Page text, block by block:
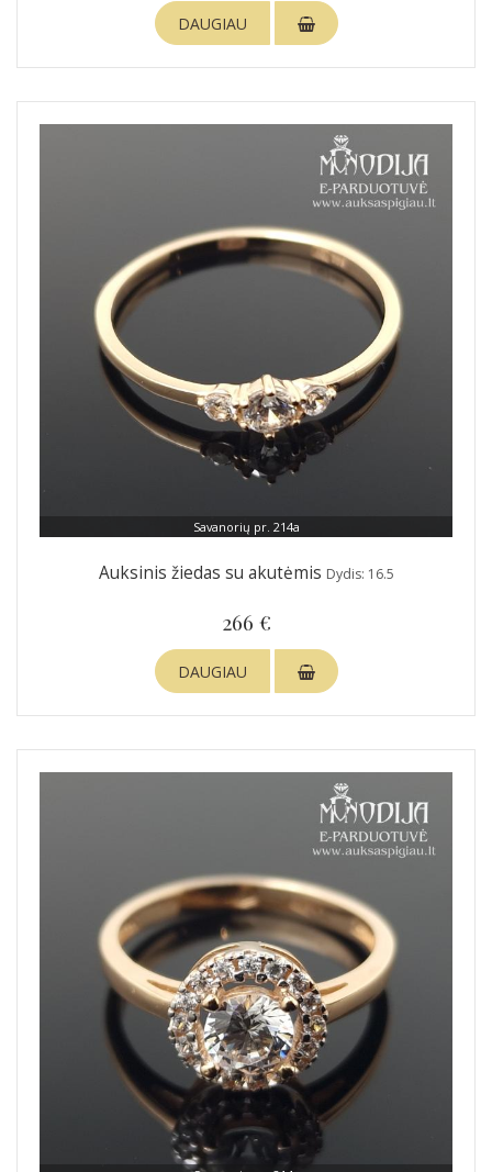
DAUGIAU
Savanorių pr. 214a
Auksinis žiedas su akutėmis Dydis: 16.5
266 €
DAUGIAU